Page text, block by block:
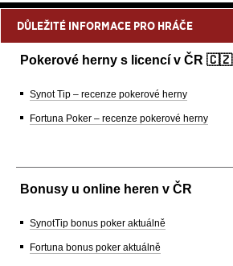
DŮLEŽITÉ INFORMACE PRO HRÁČE
Pokerové herny s licencí v ČR 🇨🇿
Synot Tip – recenze pokerové herny
Fortuna Poker – recenze pokerové herny
Bonusy u online heren v ČR
SynotTip bonus poker aktuálně
Fortuna bonus poker aktuálně